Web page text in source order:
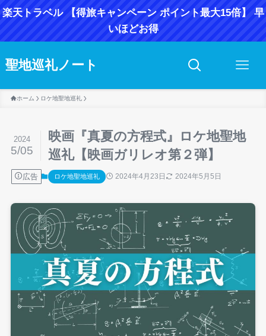
楽天トラベル 【得旅キャンペーン ポイント最大15倍】 早
いほどお得
聖地巡礼ノート
ホーム ロケ地聖地巡礼
映画『真夏の方程式』ロケ地聖地
巡礼【映画ガリレオ第２弾】
2024
5/05
広告 ロケ地聖地巡礼 2024年4月23日 2024年5月5日